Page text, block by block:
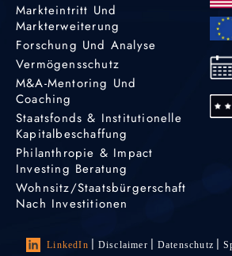
Markteintritt Und
Markterweiterung
Forschung Und Analyse
Vermögensschutz
M&A-Mentoring Und
Coaching
Staatsfonds & Institutionelle
Kapitalbeschaffung
Philanthropie & Impact
Investing Beratung
Wohnsitz/Staatsbürgerschaft
Nach Investitionen
LinkedIn Disclaimer Datenschutz